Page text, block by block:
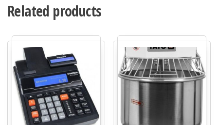
Related products